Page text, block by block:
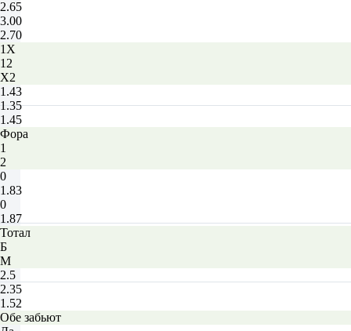
2.65
3.00
2.70
1X
12
X2
1.43
1.35
1.45
Фора
1
2
0
1.83
0
1.87
Тотал
Б
М
2.5
2.35
1.52
Обе забьют